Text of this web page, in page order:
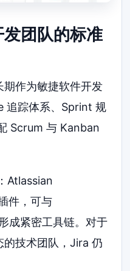
团队的标准
作为敏捷软件开发
追踪体系、Sprint 规
Scrum 与 Kanban
Atlassian
件，可与
成紧密工具链。对于
技术团队，Jira 仍